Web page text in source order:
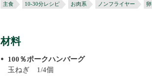
主食 10-30分レシピ お肉系 ノンフライヤー 卵
材料
100％ポークハンバーグ
玉ねぎ 1/4個